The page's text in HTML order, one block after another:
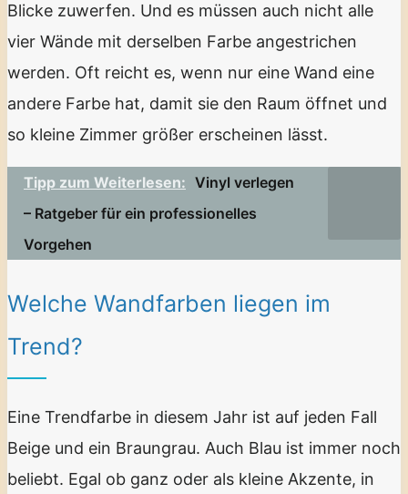
Blicke zuwerfen. Und es müssen auch nicht alle
vier Wände mit derselben Farbe angestrichen
werden. Oft reicht es, wenn nur eine Wand eine
andere Farbe hat, damit sie den Raum öffnet und
so kleine Zimmer größer erscheinen lässt.
Tipp zum Weiterlesen: Vinyl verlegen
– Ratgeber für ein professionelles
Vorgehen
Welche Wandfarben liegen im
Trend?
Eine Trendfarbe in diesem Jahr ist auf jeden Fall
Beige und ein Braungrau. Auch Blau ist immer noch
beliebt. Egal ob ganz oder als kleine Akzente, in